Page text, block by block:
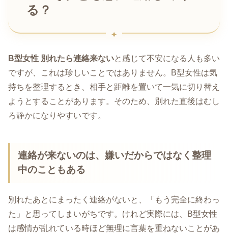
る？
B型女性 別れたら連絡来ないと感じて不安になる人も多い
ですが、これは珍しいことではありません。B型女性は気
持ちを整理するとき、相手と距離を置いて一気に切り替え
ようとすることがあります。そのため、別れた直後はむし
ろ静かになりやすいです。
連絡が来ないのは、嫌いだからではなく整理
中のこともある
別れたあとにまったく連絡がないと、「もう完全に終わっ
た」と思ってしまいがちです。けれど実際には、B型女性
は感情が乱れている時ほど無理に言葉を重ねないことがあ